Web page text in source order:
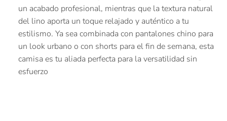
un acabado profesional, mientras que la textura natural
del lino aporta un toque relajado y auténtico a tu
estilismo. Ya sea combinada con pantalones chino para
un look urbano o con shorts para el fin de semana, esta
camisa es tu aliada perfecta para la versatilidad sin
esfuerzo